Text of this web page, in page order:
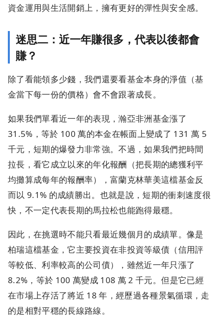
資金運用與生活開銷上，擁有更好的彈性與安全感。
迷思二：近一年賺很多，代表以後都會
賺？
除了看能領多少錢，我們還要看基金本身的淨值（基
金當下每一份的價格）會不會跟著成長。
如果我們單看近一年的表現，瀚亞非洲基金漲了
31.5%，等於 100 萬的本金在帳面上變成了 131 萬 5
千元，短期的爆發力非常強。不過，如果我們把時間
拉長，看它成立以來的年化報酬（把長期的總獲利平
均攤算成每年的報酬率），富蘭克林華美這檔基金反
而以 9.1% 的成績勝出。也就是說，短期的衝刺速度很
快，不一定代表長期的馬拉松也能跑得最穩。
因此，在挑選時不能只看最近幾個月的成績單。像是
柏瑞這檔基金，它主要投資在非投資等級債（信用評
等較低、利率較高的公司債），雖然近一年只漲了
8.2%，等於 100 萬變成 108 萬 2 千元。但是它已經
在市場上存活了將近 18 年，經歷過各種景氣循環，走
的是相對平穩的長線路線。